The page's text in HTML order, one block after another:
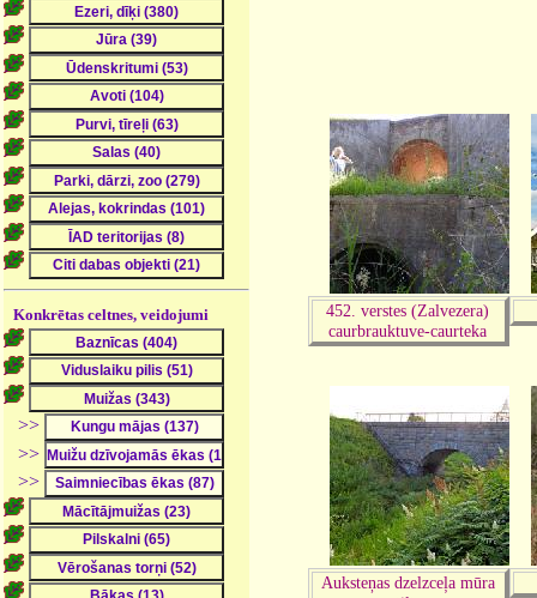
Konkrētas celtnes, veidojumi
>>
>>
>>
452. verstes (Zalvezera)
caurbrauktuve-caurteka
Auksteņas dzelzceļa mūra